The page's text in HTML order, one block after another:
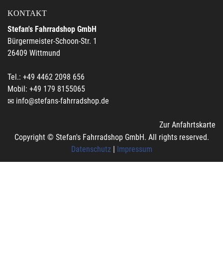
KONTAKT
Stefan's Fahrradshop GmbH
Bürgermeister-Schoon-Str. 1
26409 Wittmund
Tel.: +49 4462 2098 656
Mobil: +49 179 8155065
info@stefans-fahrradshop.de
Zur Anfahrtskarte
Copyright © Stefan's Fahrradshop GmbH. All rights reserved.
Datenschutz| Impressum